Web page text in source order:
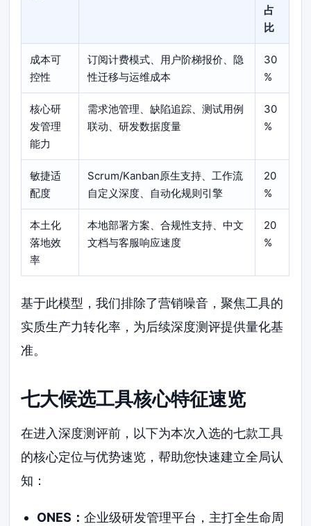
占
比
成本可
控性
订阅计费模式、用户阶梯报价、隐
性迁移与运维成本
30
%
核心研
发管理
能力
需求池管理、缺陷追踪、测试用例
联动、研发数据度量
30
%
敏捷适
配度
Scrum/Kanban原生支持、工作流
自定义深度、自动化规则引擎
20
%
本土化
落地效
率
本地部署方案、合规性支持、中文
文档与客服响应速度
20
%
基于此模型，我们排除了营销噪音，聚焦工具的
实质生产力转化率，为后续深度测评提供量化基
准。
七大候选工具核心特征速览
在进入深度测评前，以下为本次入选的七款工具
的核心定位与优势速览，帮助您快速建立全局认
知：
ONES： 企业级研发管理平台，主打全生命周